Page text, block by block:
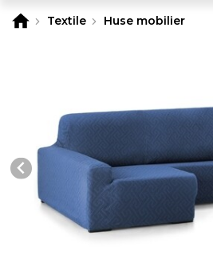
Textile Huse mobilier